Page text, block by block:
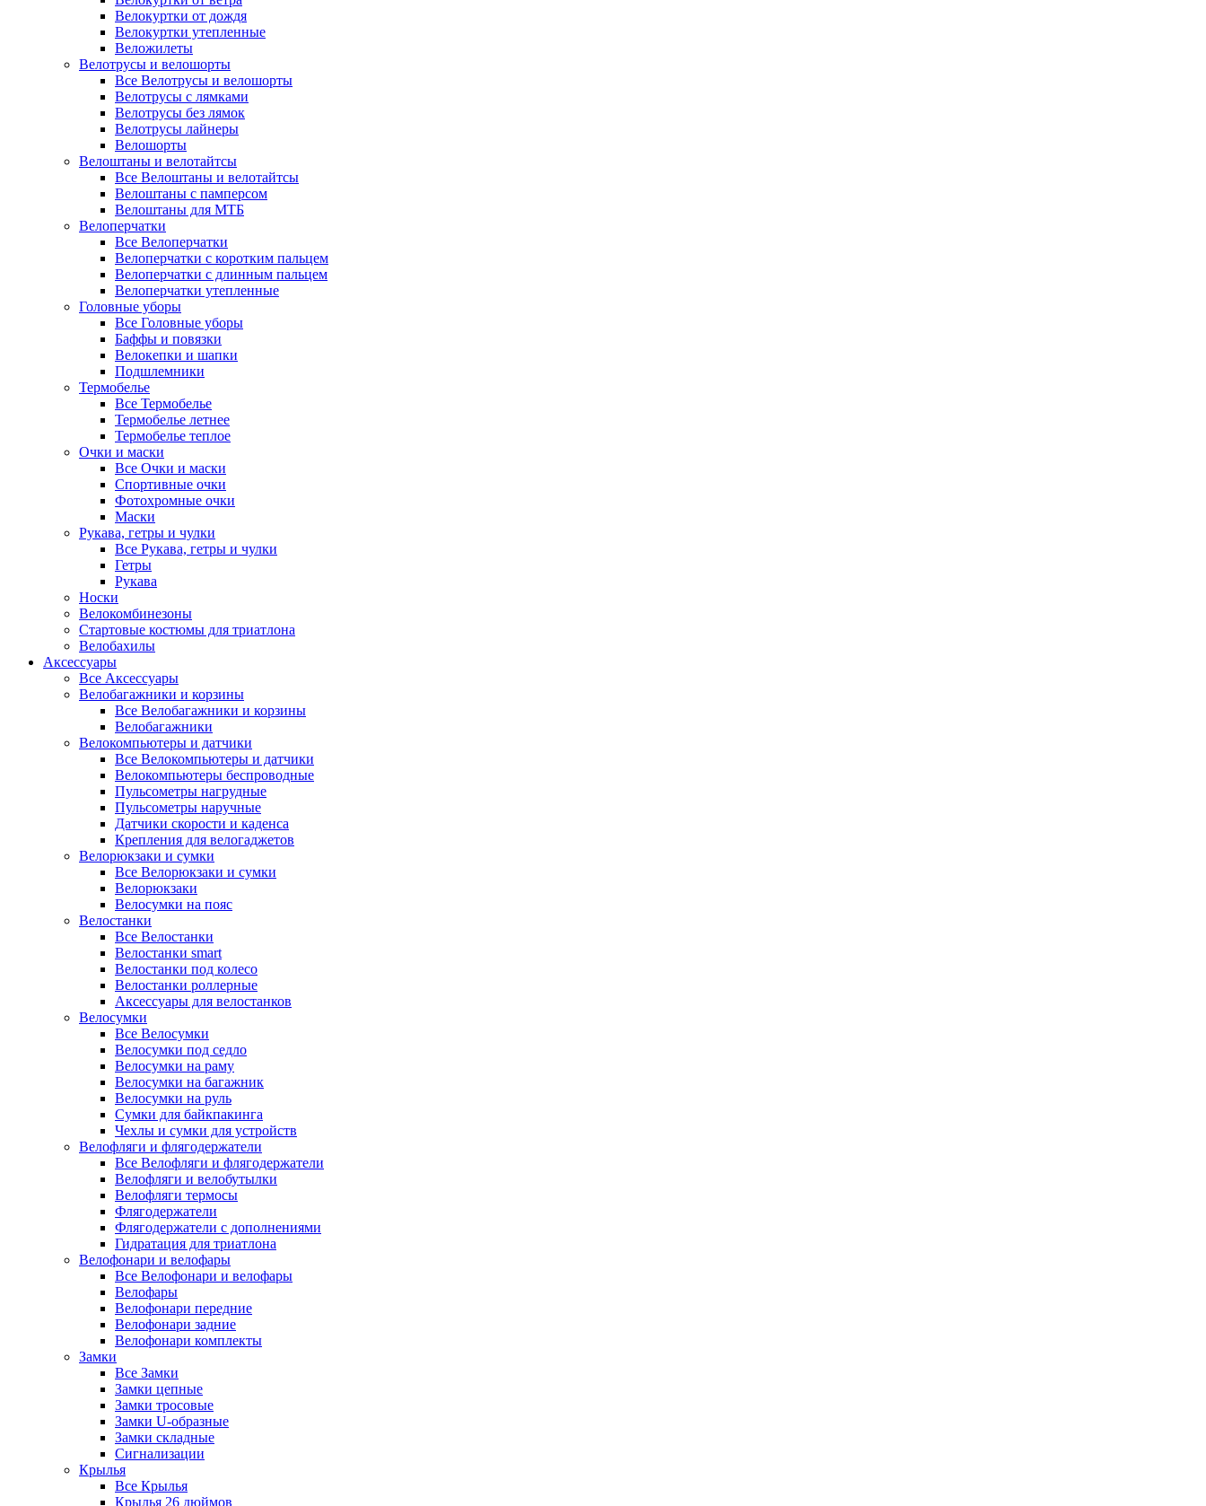
Велокуртки от дождя
Велокуртки утепленные
Веложилеты
Велотрусы и велошорты
Все Велотрусы и велошорты
Велотрусы с лямками
Велотрусы без лямок
Велотрусы лайнеры
Велошорты
Велоштаны и велотайтсы
Все Велоштаны и велотайтсы
Велоштаны с памперсом
Велоштаны для МТБ
Велоперчатки
Все Велоперчатки
Велоперчатки с коротким пальцем
Велоперчатки с длинным пальцем
Велоперчатки утепленные
Головные уборы
Все Головные уборы
Баффы и повязки
Велокепки и шапки
Подшлемники
Термобелье
Все Термобелье
Термобелье летнее
Термобелье теплое
Очки и маски
Все Очки и маски
Спортивные очки
Фотохромные очки
Маски
Рукава, гетры и чулки
Все Рукава, гетры и чулки
Гетры
Рукава
Носки
Велокомбинезоны
Стартовые костюмы для триатлона
Велобахилы
Аксессуары
Все Аксессуары
Велобагажники и корзины
Все Велобагажники и корзины
Велобагажники
Велокомпьютеры и датчики
Все Велокомпьютеры и датчики
Велокомпьютеры беспроводные
Пульсометры нагрудные
Пульсометры наручные
Датчики скорости и каденса
Крепления для велогаджетов
Велорюкзаки и сумки
Все Велорюкзаки и сумки
Велорюкзаки
Велосумки на пояс
Велостанки
Все Велостанки
Велостанки smart
Велостанки под колесо
Велостанки роллерные
Аксессуары для велостанков
Велосумки
Все Велосумки
Велосумки под седло
Велосумки на раму
Велосумки на багажник
Велосумки на руль
Сумки для байкпакинга
Чехлы и сумки для устройств
Велофляги и флягодержатели
Все Велофляги и флягодержатели
Велофляги и велобутылки
Велофляги термосы
Флягодержатели
Флягодержатели с дополнениями
Гидратация для триатлона
Велофонари и велофары
Все Велофонари и велофары
Велофары
Велофонари передние
Велофонари задние
Велофонари комплекты
Замки
Все Замки
Замки цепные
Замки тросовые
Замки U-образные
Замки складные
Сигнализации
Крылья
Все Крылья
Крылья 26 дюймов